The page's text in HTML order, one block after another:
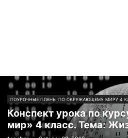
ПОУРОЧНЫЕ ПЛАНЫ ПО ОКРУЖАЮЩЕМУ МИРУ 4
Конспект урока по
мир» 4 класс. Тема: